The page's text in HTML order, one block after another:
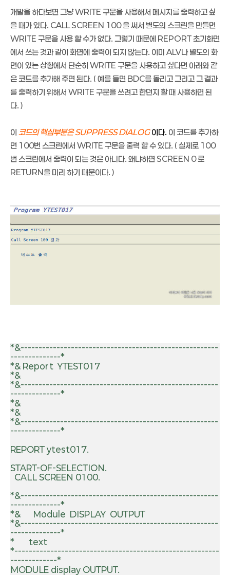
드식 사우나,200평정원
개발을 하다보면 그냥 WRITE 구문을 사용해서 메시지를 출력하고 싶
을 때가 있다. CALL SCREEN 100 을 써서 별도의 스크린을 만들면
WRITE 구문을 사용 할 수가 없다. 그렇기 때문에 REPORT 초기화면
에서 쓰는 것과 같이 화면에 출력이 되지 않는다. 이미 ALV나 별도의 화
면이 있는 상황에서 단순히 WRITE 구문을 사용하고 싶다면 아래와 같
은 코드를 추가해 주면 된다. ( 예를 들면 BDC를 돌리고 그리고 그 결과
를 출력하기 위해서 WRITE 구문을 쓰려고 한던지 할 때 사용하면 된
다. )
이 코드의 핵심부분은 SUPPRESS DIALOG이다. 이 코드를 추가하
면 100번 스크린에서 WRITE 구문을 출력 할 수 있다. ( 실제로 100
번 스크린에서 출력이 되는 것은 아니다. 왜냐하면 SCREEN 0 로
RETURN을 미리 하기 때문이다. )
*&-------------------------------------------------------
--------------*
*& Report  YTEST017
*&
*&-------------------------------------------------------
--------------*
*&
*&
*&-------------------------------------------------------
--------------*
REPORT ytest017.
START-OF-SELECTION.
*&-------------------------------------------------------
--------------*
*&      Module  DISPLAY  OUTPUT
*&-------------------------------------------------------
--------------*
*       text
*---------------------------------------------------------
-------------*
MODULE display OUTPUT.